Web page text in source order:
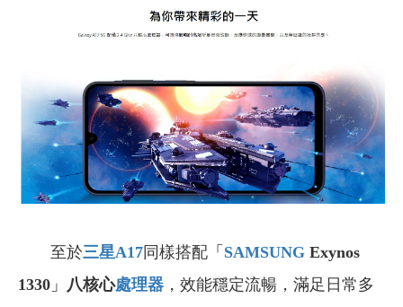
至於三星A17 同樣搭配 「 SAMSUNG Exynos
1330 」 八核心處理器 ，效能穩定流暢，滿足日常多